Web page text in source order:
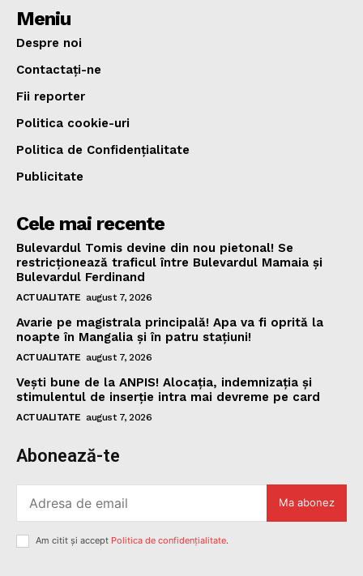
Meniu
Despre noi
Contactați-ne
Fii reporter
Politica cookie-uri
Politica de Confidențialitate
Publicitate
Cele mai recente
Bulevardul Tomis devine din nou pietonal! Se
restricționează traficul între Bulevardul Mamaia și
Bulevardul Ferdinand
ACTUALITATE august 7, 2026
Avarie pe magistrala principală! Apa va fi oprită la
noapte în Mangalia și în patru stațiuni!
ACTUALITATE august 7, 2026
Vești bune de la ANPIS! Alocația, indemnizația și
stimulentul de inserție intra mai devreme pe card
ACTUALITATE august 7, 2026
Abonează-te
Ma abonez
Am citit și accept Politica de confidențialitate.